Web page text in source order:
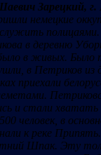
Зарецкий, г.
немецкие
служить
в деревню
в живых. Было
в Петриков из
приехали
и стали хватать
человек, в
к реке
Шпак. Эту